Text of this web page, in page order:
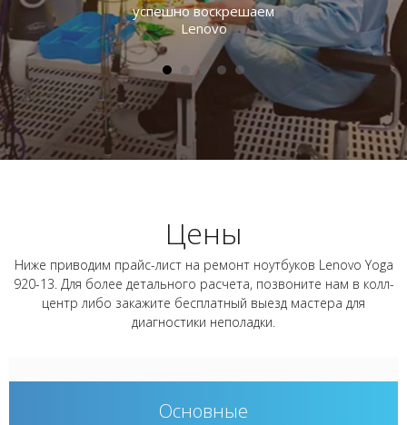
успешно воскрешаем
Lenovo
Цены
Ниже приводим прайс-лист на ремонт ноутбуков Lenovo Yoga
920-13. Для более детального расчета, позвоните нам в колл-
центр либо закажите бесплатный выезд мастера для
диагностики неполадки.
Основные